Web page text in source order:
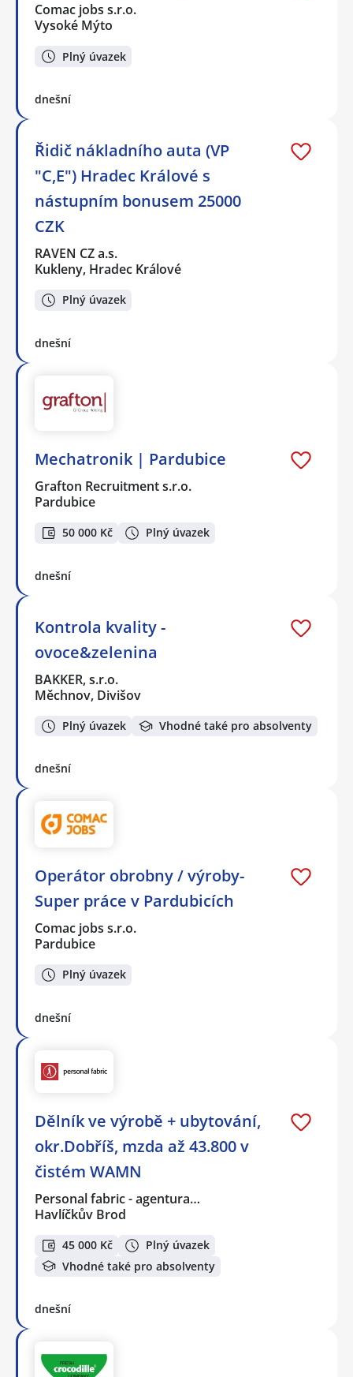
Comac jobs s.r.o.
Vysoké Mýto
Plný úvazek
dnešní
Řidič nákladního auta (VP
"C,E") Hradec Králové s
nástupním bonusem 25000
CZK
RAVEN CZ a.s.
Kukleny, Hradec Králové
Plný úvazek
dnešní
Mechatronik | Pardubice
Grafton Recruitment s.r.o.
Pardubice
50 000 Kč Plný úvazek
dnešní
Kontrola kvality -
ovoce&zelenina
BAKKER, s.r.o.
Měchnov, Divišov
Plný úvazek Vhodné také pro absolventy
dnešní
Operátor obrobny / výroby-
Super práce v Pardubicích
Comac jobs s.r.o.
Pardubice
Plný úvazek
dnešní
Dělník ve výrobě + ubytování,
okr.Dobříš, mzda až 43.800 v
čistém WAMN
Personal fabric - agentura…
Havlíčkův Brod
45 000 Kč
Plný úvazek
Vhodné také pro absolventy
dnešní